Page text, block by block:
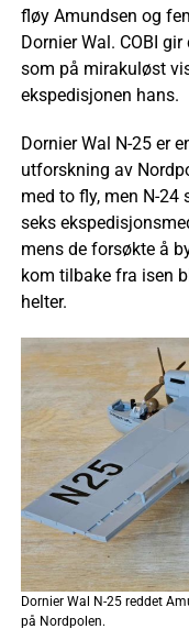
fløy Amundsen og
Dornier Wal. COBI
som på mirakuløst
ekspedisjonen hans.
Dornier Wal N-25 er
utforskning av
med to fly, men N-24
seks
mens de forsøkte å
kom tilbake fra isen
helter.
Dornier Wal N-25 reddet
på Nordpolen.